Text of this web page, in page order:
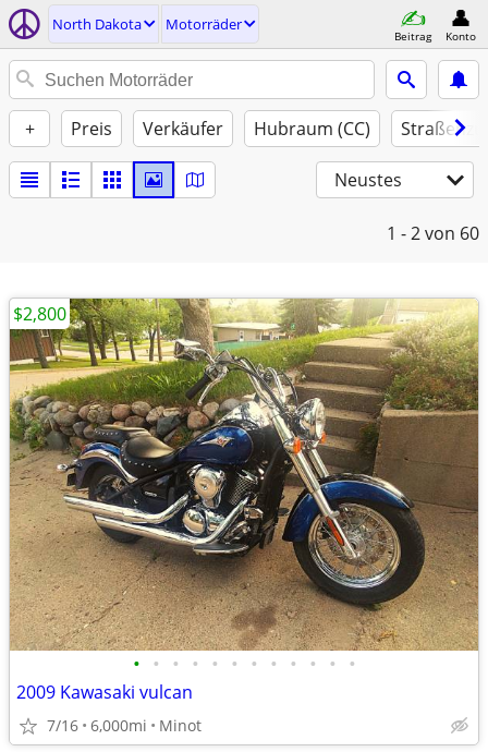
North Dakota Motorräder
Beitrag Konto
+ Preis Verkäufer Hubraum (CC)
Neustes
1 - 2von 60
• • • • • • • • • • • •
2009 Kawasaki vulcan
7/16 6,000mi Minot
$2,800